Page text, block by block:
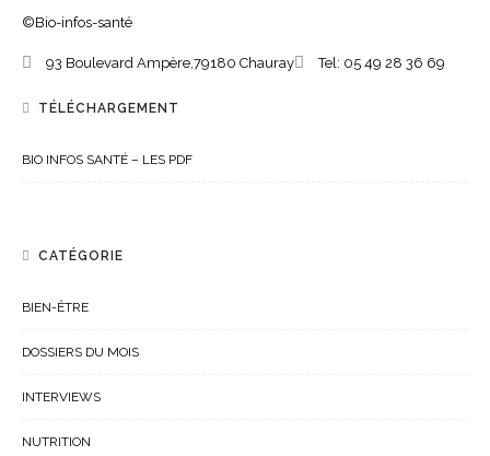
©Bio-infos-santé
93 Boulevard Ampère,79180 Chauray Tel: 05 49 28 36 69
TÉLÉCHARGEMENT
BIO INFOS SANTÉ – LES PDF
CATÉGORIE
BIEN-ÊTRE
DOSSIERS DU MOIS
INTERVIEWS
NUTRITION